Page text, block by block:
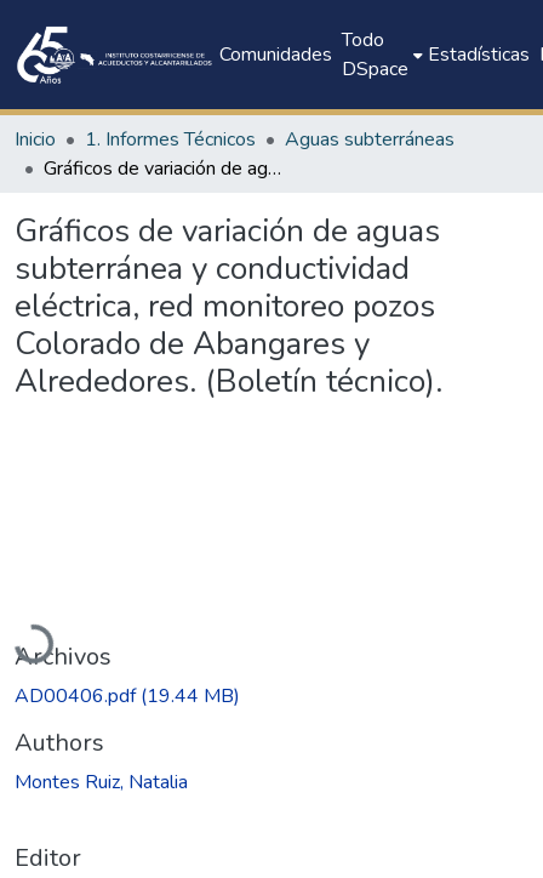
Comunidades
Todo
DSpace
Estadísticas
Inicio 1. Informes Técnicos
Aguas subterráneas
Gráficos de variación de aguas subterránea y conductividad eléctrica, red monitoreo pozos Colorado de Abangares y Alrededores. (Boletín técnico).
Gráficos de variación de aguas
subterránea y conductividad
eléctrica, red monitoreo pozos
Colorado de Abangares y
Alrededores. (Boletín técnico).
Cargando...
Archivos
AD00406.pdf(19.44 MB)
Authors
Montes Ruiz, Natalia
Editor